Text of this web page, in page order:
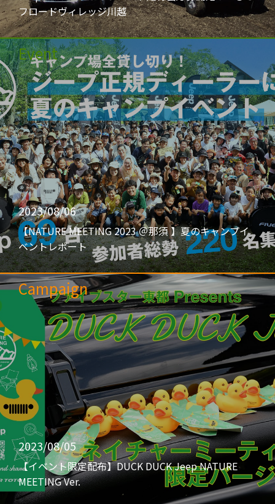
フロードヴィレッジ川越
Event
2023/08/06
【NATURE MEETING 2023 ＠那須 】夏のキャンプイ
ベントレポート
Campaign
2023/08/05
【イベント限定配布】DUCK DUCK Jeep NATURE
MEETING Ver.